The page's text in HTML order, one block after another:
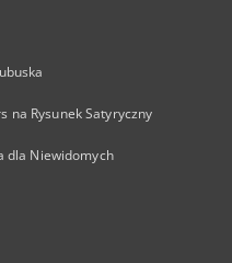
na Rysunek Satyryczny
dla Niewidomych